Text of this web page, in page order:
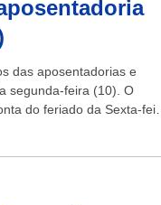
das aposentadorias e
segunda-feira (10). O
do feriado da Sexta-feira